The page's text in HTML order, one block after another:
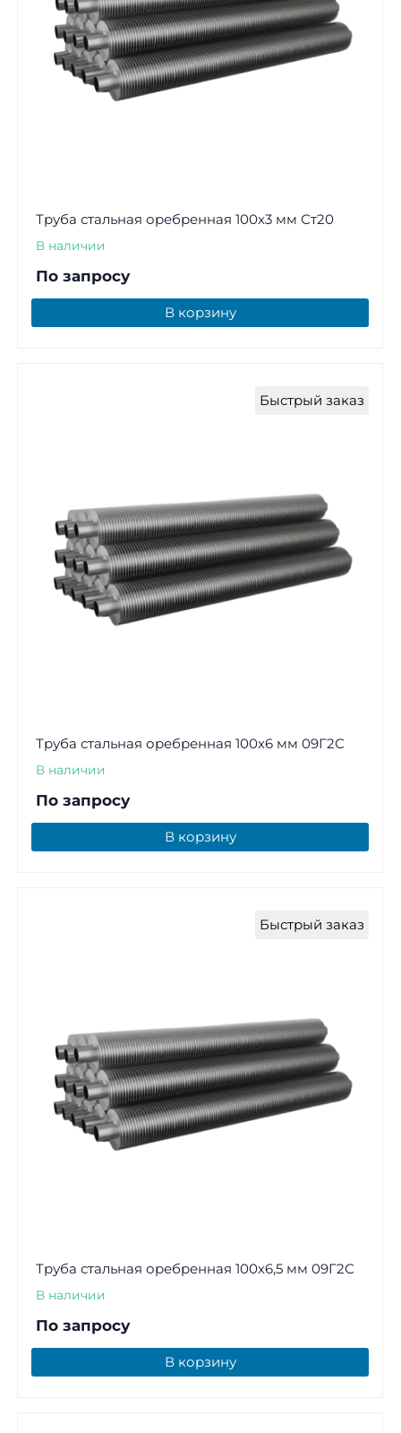
Труба стальная оребренная 100х3 мм Ст20
В наличии
По запросу
В корзину
Быстрый заказ
Труба стальная оребренная 100х6 мм 09Г2С
В наличии
По запросу
В корзину
Быстрый заказ
Труба стальная оребренная 100х6,5 мм 09Г2С
В наличии
По запросу
В корзину